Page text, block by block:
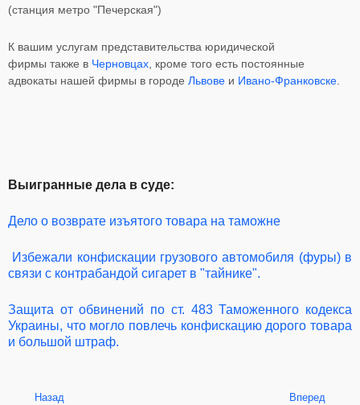
(станция метро "Печерская")
К вашим услугам представительства юридической
фирмы также в Черновцах , кроме того есть постоянные
адвокаты нашей фирмы в городе Львове и Ивано-Франковске
Выигранные дела в суде:
Дело о возврате изъятого товара на таможне
Избежали конфискации грузового автомобиля (фуры) в
связи с контрабандой сигарет в "тайнике".
Защита от обвинений по ст. 483 Таможенного кодекса
Украины, что могло повлечь конфискацию дорого товара
и большой штраф.
Назад Вперед